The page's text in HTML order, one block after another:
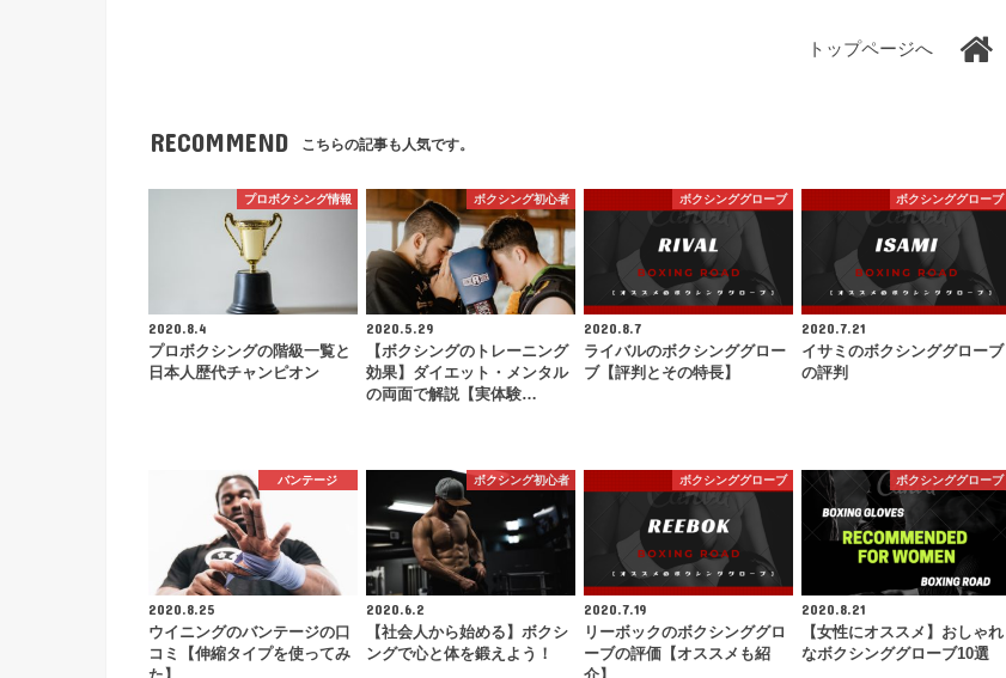
トップページへ
RECOMMEND こちらの記事も人気です。
プロボクシング情報
2020.8.4
プロボクシングの階級一覧と
日本人歴代チャンピオン
ボクシング初心者
2020.5.29
【ボクシングのトレーニング
効果】ダイエット・メンタル
の両面で解説【実体験…
ボクシンググローブ
2020.8.7
ライバルのボクシンググロー
ブ【評判とその特長】
ボクシンググローブ
2020.7.21
イサミのボクシンググローブ
の評判
バンテージ
2020.8.25
ウイニングのバンテージの口
コミ【伸縮タイプを使ってみ
ボクシング初心者
2020.6.2
【社会人から始める】ボクシ
ングで心と体を鍛えよう！
ボクシンググローブ
2020.7.19
リーボックのボクシンググロ
ーブの評価【オススメも紹
ボクシンググローブ
2020.8.21
【女性にオススメ】おしゃれ
なボクシンググローブ10選